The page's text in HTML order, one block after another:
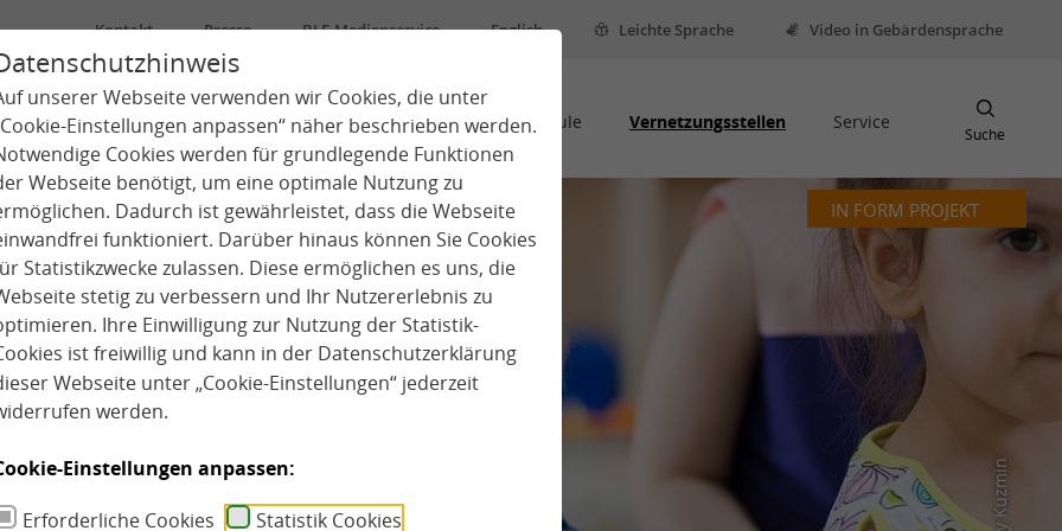
unserer Webseite verwenden wir Cookies, die unter
Einstellungen anpassen“ näher beschrieben werden.
Cookies werden für grundlegende Funktionen
Webseite benötigt, um eine optimale Nutzung zu
Dadurch ist gewährleistet, dass die Webseite
funktioniert. Darüber hinaus können Sie Cookies
Statistikzwecke zulassen. Diese ermöglichen es uns, die
stetig zu verbessern und Ihr Nutzererlebnis zu
Ihre Einwilligung zur Nutzung der Statistik-
ist freiwillig und kann in der Datenschutzerklärung
Webseite unter „Cookie-Einstellungen“ jederzeit
werden.
Einstellungen anpassen:
Erforderliche Cookies
Statistik Cookies
Kontakt Presse BLE-Medienservice English Leichte Sprache Video in Gebärdensprache
Über uns Kindertagespflege Kita Schule Vernetzungsstellen Service
Suche
IN FORM PROJEKT